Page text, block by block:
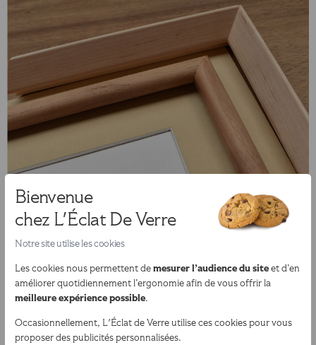
Bienvenue
chez L'Éclat De Verre
Notre site utilise les cookies
Les cookies nous permettent demesurer l’audience du siteet d’en
améliorer quotidiennement l’ergonomie afin de vous offrir la
meilleure expérience possible.
Occasionnellement, L'Éclat de Verre utilise ces cookies pour vous
proposer des publicités personnalisées.
Encadrement sur mesure